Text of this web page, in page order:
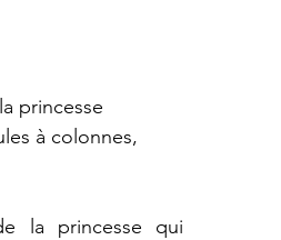
princesse
à colonnes,
la princesse qui